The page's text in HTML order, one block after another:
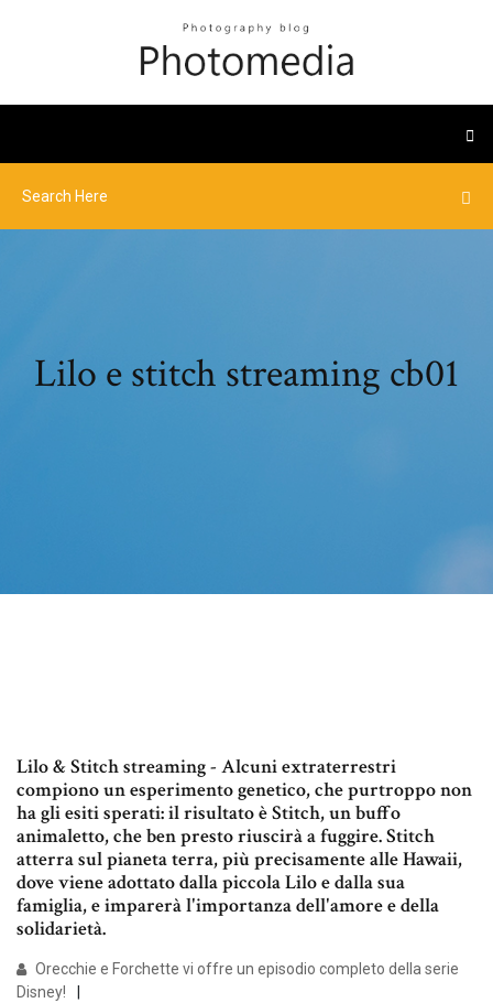
Lilo e stitch streaming cb01
Lilo & Stitch streaming - Alcuni extraterrestri
compiono un esperimento genetico, che purtroppo non
ha gli esiti sperati: il risultato è Stitch, un buffo
animaletto, che ben presto riuscirà a fuggire. Stitch
atterra sul pianeta terra, più precisamente alle Hawaii,
dove viene adottato dalla piccola Lilo e dalla sua
famiglia, e imparerà l'importanza dell'amore e della
solidarietà.
Orecchie e Forchette vi offre un episodio completo della serie
Disney!